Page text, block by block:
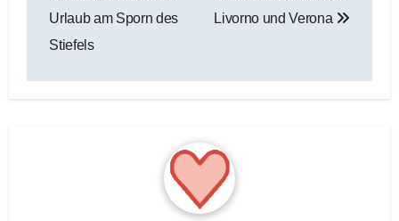
Urlaub am Sporn des
Stiefels
Livorno und Verona